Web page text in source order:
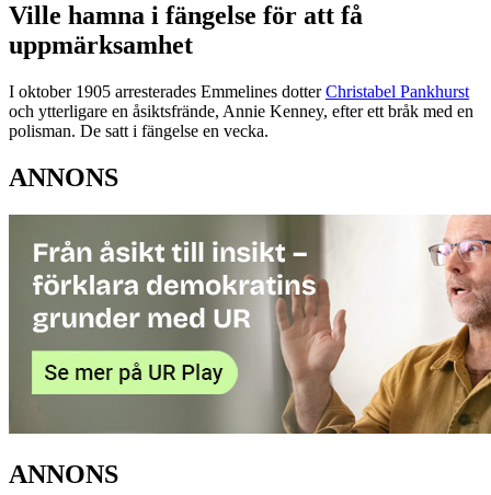
Ville hamna i fängelse för att få
uppmärksamhet
I oktober 1905 arresterades Emmelines dotterChristabel Pankhurst
och ytterligare en åsiktsfrände, Annie Kenney, efter ett bråk med en
polisman. De satt i fängelse en vecka.
ANNONS
ANNONS